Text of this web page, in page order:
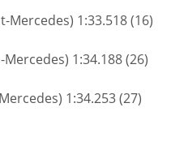
Mercedes) 1:33.518 (16)
1:34.188 (26)
1:34.253 (27)